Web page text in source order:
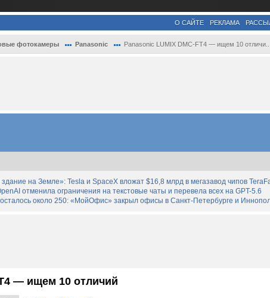
О САЙТЕ РЕКЛАМА
фотокамеры Panasonic Panasonic LUMIX DMC-FT4 — ищем 10
на Земле»: Tesla и SpaceX вложат $16,8 млрд в мегазавод чипов
отменила ограничения на текстовые чаты и перевела всех на GPT-5.6
около 250: «МойОфис» закрыл офисы в Санкт-Петербурге и
— ищем 10 отличий